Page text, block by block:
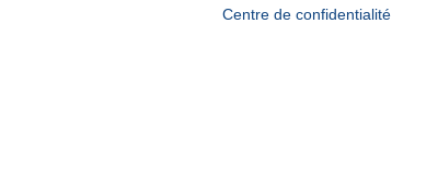
Centre de confidentialité